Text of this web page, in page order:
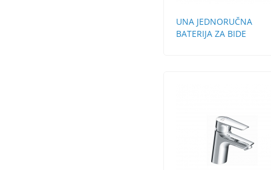
UNA JEDNORUČNA
BATERIJA ZA BIDE